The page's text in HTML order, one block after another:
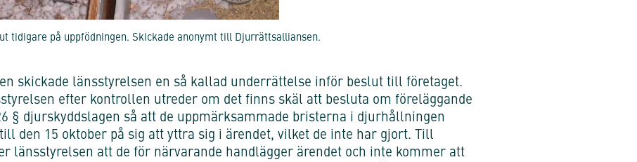
tidigare på uppfödningen. Skickade anonymt till Djurrättsalliansen.
skickade länsstyrelsen en så kallad underrättelse inför beslut till företaget.
efter kontrollen utreder om det finns skäl att besluta om föreläggande
§ djurskyddslagen så att de uppmärksammade bristerna i djurhållningen
den 15 oktober på sig att yttra sig i ärendet, vilket de inte har gjort. Till
länsstyrelsen att de för närvarande handlägger ärendet och inte kommer att